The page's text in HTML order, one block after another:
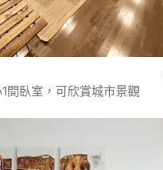
間臥室，可欣賞城市景觀